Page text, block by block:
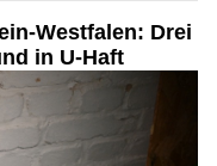
Westfalen: Drei
in U-Haft